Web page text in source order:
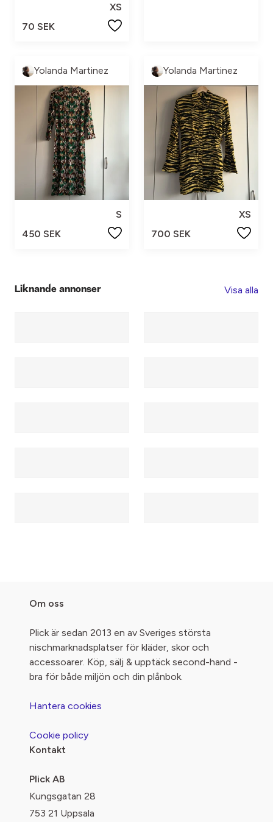
XS
70 SEK
Yolanda Martinez
S
450 SEK
Yolanda Martinez
XS
700 SEK
Liknande annonser Visa alla
Om oss
Plick är sedan 2013 en av Sveriges största
nischmarknadsplatser för kläder, skor och
accessoarer. Köp, sälj & upptäck second-hand -
bra för både miljön och din plånbok.
Hantera cookies
Cookie policy
Kontakt
Plick AB
Kungsgatan 28
753 21 Uppsala